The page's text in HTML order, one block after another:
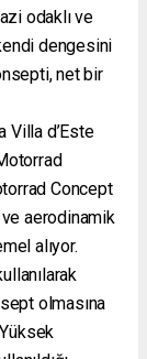
odaklı ve
dengesini
net bir
Villa d’Este
Concept
aerodinamik
alıyor.
olmasına